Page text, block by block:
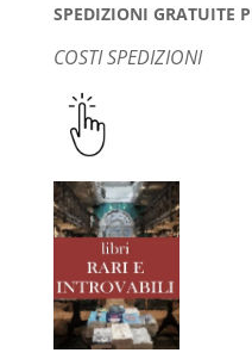
SPEDIZIONI GRATUITE
COSTI SPEDIZIONI